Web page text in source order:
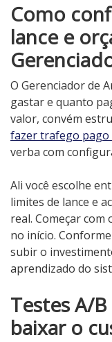
Como
lance e
O Gerenciador de
gastar e quanto
valor, convém
fazer trafego
verba com
Ali você escolhe
limites de lance e
real. Começar
no início.
subir o
aprendizado do
Testes A/
baixar o